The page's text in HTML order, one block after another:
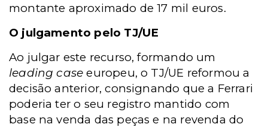
montante aproximado de 17 mil euros.
O julgamento pelo TJ/UE
Ao julgar este recurso, formando um
leading caseeuropeu, o TJ/UE reformou a
decisão anterior, consignando que a Ferrari
poderia ter o seu registro mantido com
base na venda das peças e na revenda do